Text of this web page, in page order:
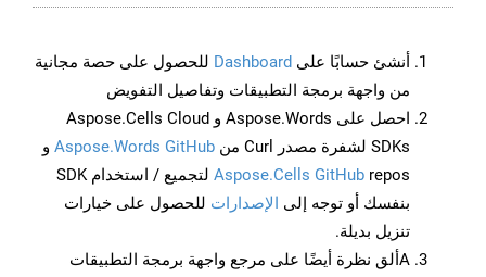
أنشئ حسابًا على Dashboard للحصول على حصة مجانية
من واجهة برمجة التطبيقات وتفاصيل التفويض
احصل على Aspose.Words و Aspose.Cells Cloud
SDKs لشفرة مصدر Curl من
Aspose.Words GitHub و
Aspose.Cells GitHub
repos لتجميع / استخدام SDK
بنفسك أو توجه إلى الإصدارات للحصول على خيارات
تنزيل بديلة.
Aألق نظرة أيضًا على مرجع واجهة برمجة التطبيقات